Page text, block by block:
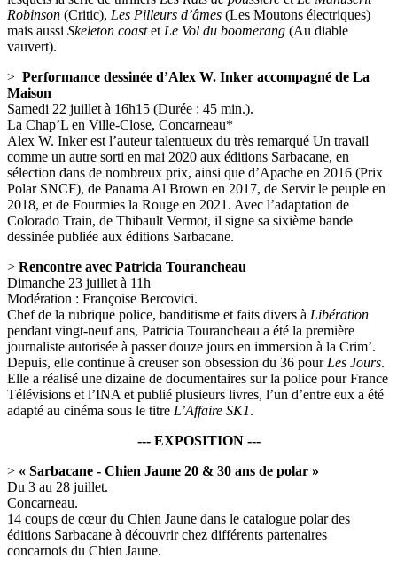
Robinson (Critic), Les Pilleurs d’âmes (Les Moutons électriques)
mais aussi Skeleton coastet Le Vol du boomerang (Au diable
vauvert).
> Performance dessinée d’Alex W. Inker accompagné de La
Maison
Samedi 22 juillet à 16h15 (Durée : 45 min.).
La Chap’L en Ville-Close, Concarneau*
Alex W. Inker est l’auteur talentueux du très remarqué Un travail
comme un autre sorti en mai 2020 aux éditions Sarbacane, en
sélection dans de nombreux prix, ainsi que d’Apache en 2016 (Prix
Polar SNCF), de Panama Al Brown en 2017, de Servir le peuple en
2018, et de Fourmies la Rouge en 2021. Avec l’adaptation de
Colorado Train, de Thibault Vermot, il signe sa sixième bande
dessinée publiée aux éditions Sarbacane.
> Rencontre avec Patricia Tourancheau
Dimanche 23 juillet à 11h
Modération : Françoise Bercovici.
Chef de la rubrique police, banditisme et faits divers à Libération
pendant vingt-neuf ans, Patricia Tourancheau a été la première
journaliste autorisée à passer douze jours en immersion à la Crim’.
Depuis, elle continue à creuser son obsession du 36 pour Les Jours.
Elle a réalisé une dizaine de documentaires sur la police pour France
Télévisions et l’INA et publié plusieurs livres, l’un d’entre eux a été
adapté au cinéma sous le titre L’Affaire SK1.
--- EXPOSITION ---
> « Sarbacane - Chien Jaune 20 & 30 ans de polar »
Du 3 au 28 juillet.
Concarneau.
14 coups de cœur du Chien Jaune dans le catalogue polar des
éditions Sarbacane à découvrir chez différents partenaires
concarnois du Chien Jaune.